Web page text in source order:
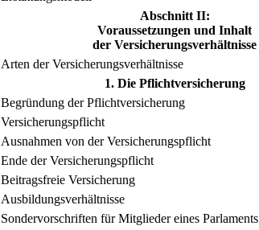
Abschnitt II:
Voraussetzungen und Inhalt
der Versicherungsverhältnisse
Arten der Versicherungsverhältnisse
1. Die Pflichtversicherung
Begründung der Pflichtversicherung
Versicherungspflicht
Ausnahmen von der Versicherungspflicht
Ende der Versicherungspflicht
Beitragsfreie Versicherung
Ausbildungsverhältnisse
Sondervorschriften für Mitglieder eines Parlaments